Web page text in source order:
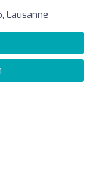
Lausanne